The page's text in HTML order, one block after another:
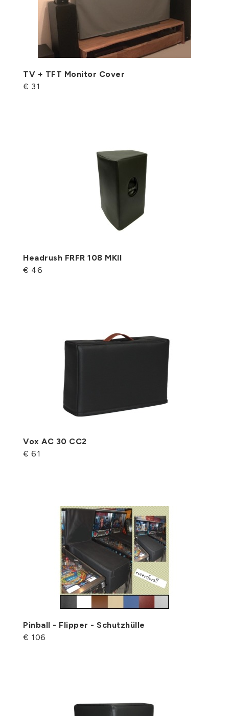
TV + TFT Monitor Cover
€ 31
Headrush FRFR 108 MKII
€ 46
Vox AC 30 CC2
€ 61
Pinball - Flipper - Schutzhülle
€ 106